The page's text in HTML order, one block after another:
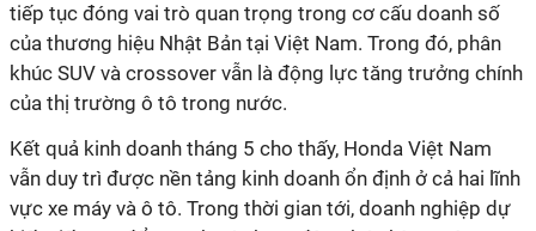
tiếp tục đóng vai trò quan trọng trong cơ cấu doanh số
của thương hiệu Nhật Bản tại Việt Nam. Trong đó, phân
khúc SUV và crossover vẫn là động lực tăng trưởng chính
của thị trường ô tô trong nước.
Kết quả kinh doanh tháng 5 cho thấy, Honda Việt Nam
vẫn duy trì được nền tảng kinh doanh ổn định ở cả hai lĩnh
vực xe máy và ô tô. Trong thời gian tới, doanh nghiệp dự